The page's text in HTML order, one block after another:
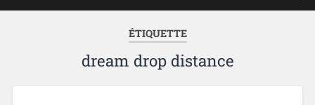
ÉTIQUETTE
dream drop distance